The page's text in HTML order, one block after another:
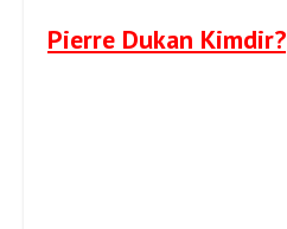
Pierre Dukan Kimdir?